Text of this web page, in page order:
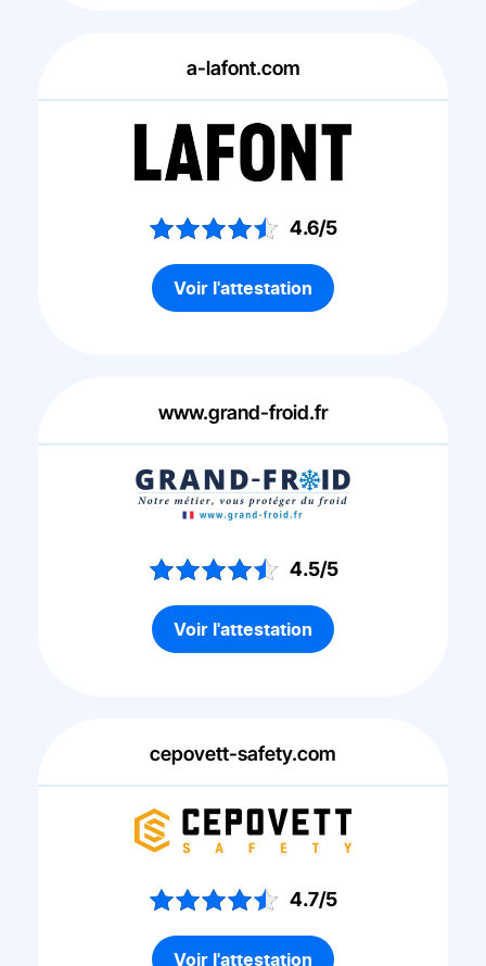
a-lafont.com
4.6/5
Voir l'attestation
www.grand-froid.fr
4.5/5
Voir l'attestation
cepovett-safety.com
4.7/5
Voir l'attestation